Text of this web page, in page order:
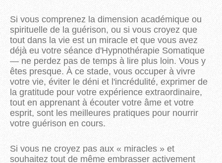
Si vous comprenez la dimension académique ou
spirituelle de la guérison, ou si vous croyez que
tout dans la vie est un miracle et que vous avez
déjà eu votre séance d'Hypnothérapie Somatique
— ne perdez pas de temps à lire plus loin. Vous y
êtes presque. À ce stade, vous occuper à vivre
votre vie, éviter le déni et l'incrédulité, exprimer de
la gratitude pour votre expérience extraordinaire,
tout en apprenant à écouter votre âme et votre
esprit, sont les meilleures pratiques pour nourrir
votre guérison en cours.
Si vous ne croyez pas aux « miracles » et
souhaitez tout de même embrasser activement